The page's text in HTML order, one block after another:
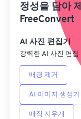
사전 설정으
정성을 담아
FreeConvert
AI 사진 편집기
강력한 AI 사진 편
배경 제거
AI 이미지 생성기
매직 지우개